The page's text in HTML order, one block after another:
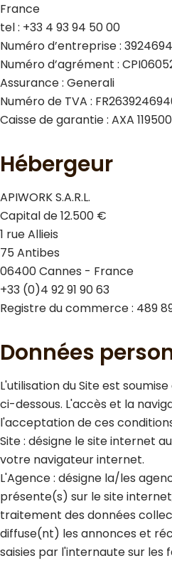
France
tel : +33 4 93 94 50 00
Numéro d’entreprise :
Numéro d’agrément :
Assurance : Generali
Numéro de TVA :
Caisse de garantie : AXA
Hébergeur
APIWORK S.A.R.L.
Capital de 12.500 €
1 rue Allieis
75 Antibes
06400 Cannes - France
+33 (0)4 92 91 90 63
Registre du commerce : 489
Données
L'utilisation du Site est
ci-dessous. L'accès et la
l'acceptation de ces
Site : désigne le site internet
votre navigateur internet.
L'Agence : désigne la/les
présente(s) sur le site
traitement des données
diffuse(nt) les annonces et
saisies par l'internaute sur les